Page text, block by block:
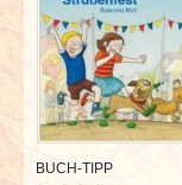
INTERVIEWS
SPECIALS
REDAKTION
BUCH-TIPP